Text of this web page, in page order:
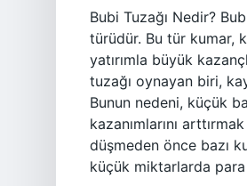
Bubi Tuzağı Nedir?
türüdür. Bu tür kumar,
yatırımla büyük
tuzağı oynayan biri,
Bunun nedeni, küçük
kazanımlarını
düşmeden önce bazı
küçük miktarlarda